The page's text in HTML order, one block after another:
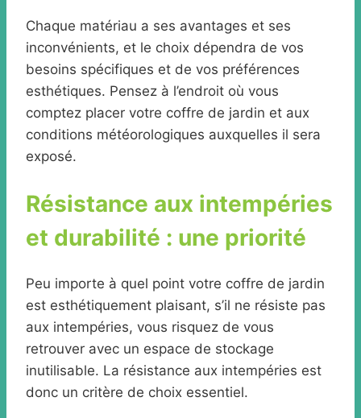
Chaque matériau a ses avantages et ses
inconvénients, et le choix dépendra de vos
besoins spécifiques et de vos préférences
esthétiques. Pensez à l’endroit où vous
comptez placer votre coffre de jardin et aux
conditions météorologiques auxquelles il sera
exposé.
Résistance aux intempéries
et durabilité : une priorité
Peu importe à quel point votre coffre de jardin
est esthétiquement plaisant, s’il ne résiste pas
aux intempéries, vous risquez de vous
retrouver avec un espace de stockage
inutilisable. La résistance aux intempéries est
donc un critère de choix essentiel.